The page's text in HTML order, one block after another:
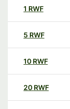
1 RWF
5 RWF
10 RWF
20 RWF